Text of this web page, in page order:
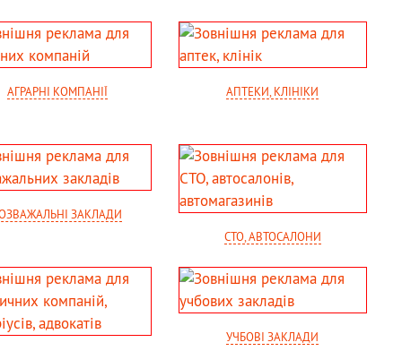
АГРАРНІ КОМПАНІЇ АПТЕКИ, КЛІНІКИ
ЗАКЛАДИ
СТО, АВТОСАЛОНИ
УЧБОВІ ЗАКЛАДИ